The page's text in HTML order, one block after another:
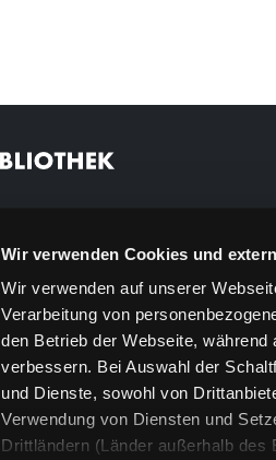
Wir verwenden Cookies und
Wir verwenden auf unserer
Verarbeitung von
den Betrieb der Webseite,
verbessern. Bei Auswahl der
und Dienste, sowohl von
Verwendung von Diensten und
Drittländern (Länder außerhalb
Feedback
Kontakt
Über uns
Jobs
Medienwunsch
FAQs